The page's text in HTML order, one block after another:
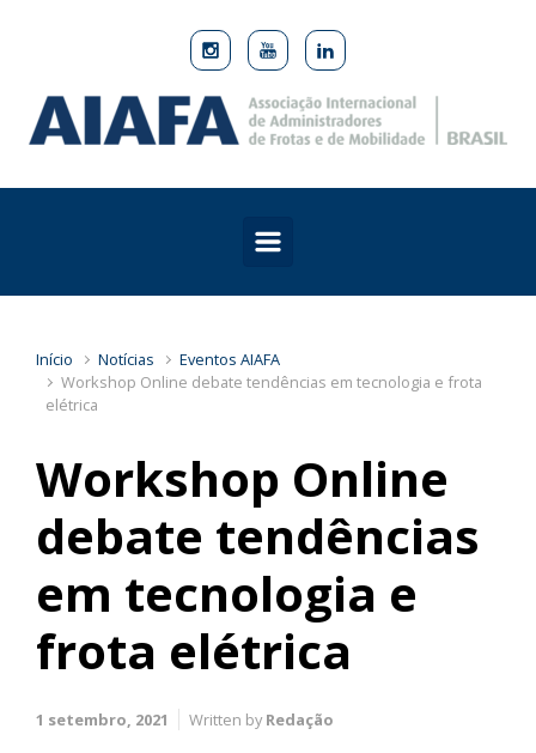
Skip to main content
Início Notícias
Eventos AIAFA
Workshop Online debate tendências em tecnologia e frota
elétrica
Workshop Online
debate tendências
em tecnologia e
frota elétrica
1 setembro, 2021 Written by Redação